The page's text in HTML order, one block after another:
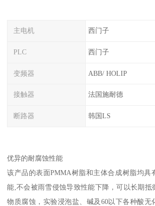
主电机 西门子
PLC 西门子
变频器 ABB/ HOLIP
接触器 法国施耐德
断路器 韩国LS
优异的耐腐蚀性能
该产品的表面PMMA树脂和主体合成树脂均具
能,不会被雨雪侵蚀导致性能下降，可以长期抵
物质腐蚀，实验浸泡盐、碱及60以下各种酸无